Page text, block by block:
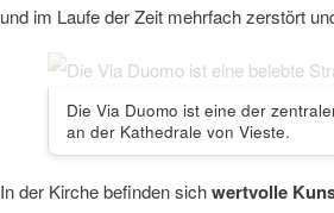
und im Laufe der Zeit mehrfach zerstört
Die Via Duomo ist eine der
an der Kathedrale von Vieste.
In der Kirche befinden sichwertvolle